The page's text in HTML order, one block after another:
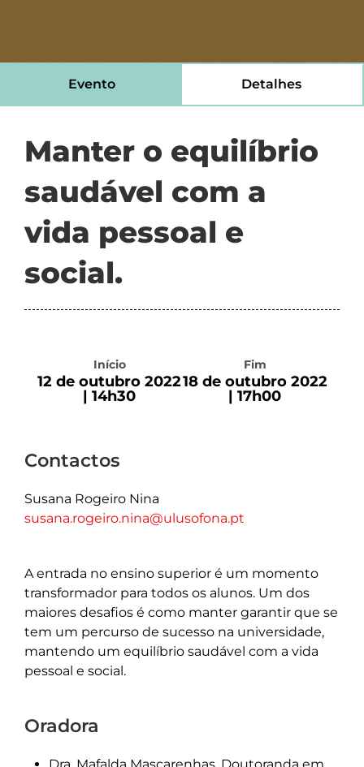
Evento Detalhes
Manter o equilíbrio
saudável com a
vida pessoal e
social.
Início
12 de outubro 2022
| 14h30
Fim
18 de outubro 2022
| 17h00
Contactos
Susana Rogeiro Nina
susana.rogeiro.nina@ulusofona.pt
A entrada no ensino superior é um momento
transformador para todos os alunos. Um dos
maiores desafios é como manter garantir que se
tem um percurso de sucesso na universidade,
mantendo um equilíbrio saudável com a vida
pessoal e social.
Oradora